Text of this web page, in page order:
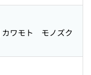
カワモト モノズク